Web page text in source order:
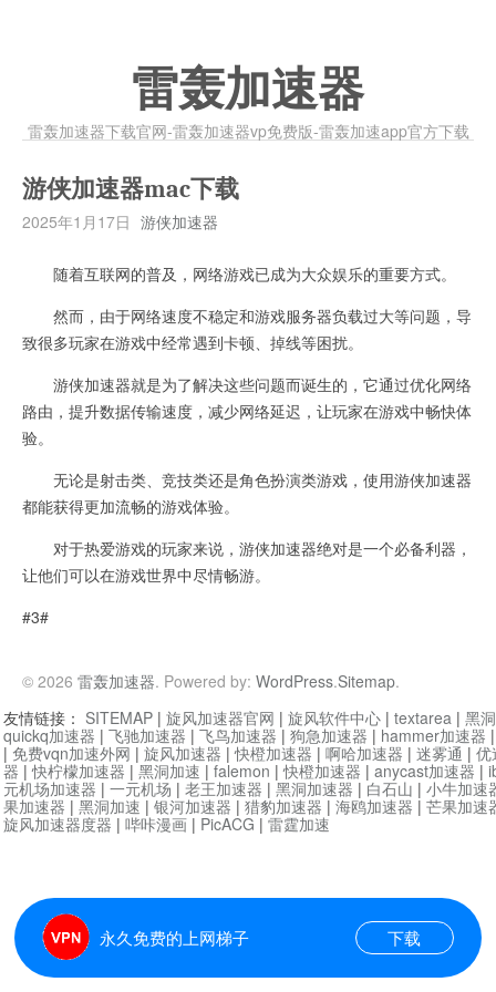
雷轰加速器
雷轰加速器下载官网-雷轰加速器vp免费版-雷轰加速app官方下载
游侠加速器mac下载
2025年1月17日 游侠加速器
随着互联网的普及，网络游戏已成为大众娱乐的重要方式。
然而，由于网络速度不稳定和游戏服务器负载过大等问题，导
致很多玩家在游戏中经常遇到卡顿、掉线等困扰。
游侠加速器就是为了解决这些问题而诞生的，它通过优化网络
路由，提升数据传输速度，减少网络延迟，让玩家在游戏中畅快体
验。
无论是射击类、竞技类还是角色扮演类游戏，使用游侠加速器
都能获得更加流畅的游戏体验。
对于热爱游戏的玩家来说，游侠加速器绝对是一个必备利器，
让他们可以在游戏世界中尽情畅游。
#3#
© 2026 雷轰加速器. Powered by: WordPress.Sitemap.
永久免费的上网梯子 下载
友情链接： SITEMAP | 旋风加速器官网 | 旋风软件中心 | textarea | 黑
quickq加速器 | 飞驰加速器 | 飞鸟加速器 | 狗急加速器 | hammer加速器
| 免费vqn加速外网 | 旋风加速器 |快橙加速器 | 啊哈加速器 | 迷雾通 | 优
器 |快柠檬加速器 | 黑洞加速 | falemon |快橙加速器 | anycast加速器 |
元机场加速器 | 一元机场 | 老王加速器 | 黑洞加速器 | 白石山 | 小牛加速
果加速器 | 黑洞加速 | 银河加速器 | 猎豹加速器 | 海鸥加速器 | 芒果加速
旋风加速器度器 | 哔咔漫画 | PicACG | 雷霆加速